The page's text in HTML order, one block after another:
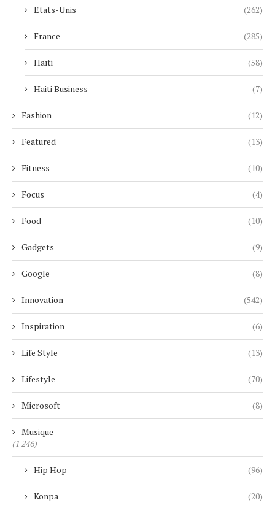
Etats-Unis (262)
France (285)
Haïti (58)
Haiti Business (7)
Fashion (12)
Featured (13)
Fitness (10)
Focus (4)
Food (10)
Gadgets (9)
Google (8)
Innovation (542)
Inspiration (6)
Life Style (13)
Lifestyle (70)
Microsoft (8)
Musique
(1 246)
Hip Hop (96)
Konpa (20)